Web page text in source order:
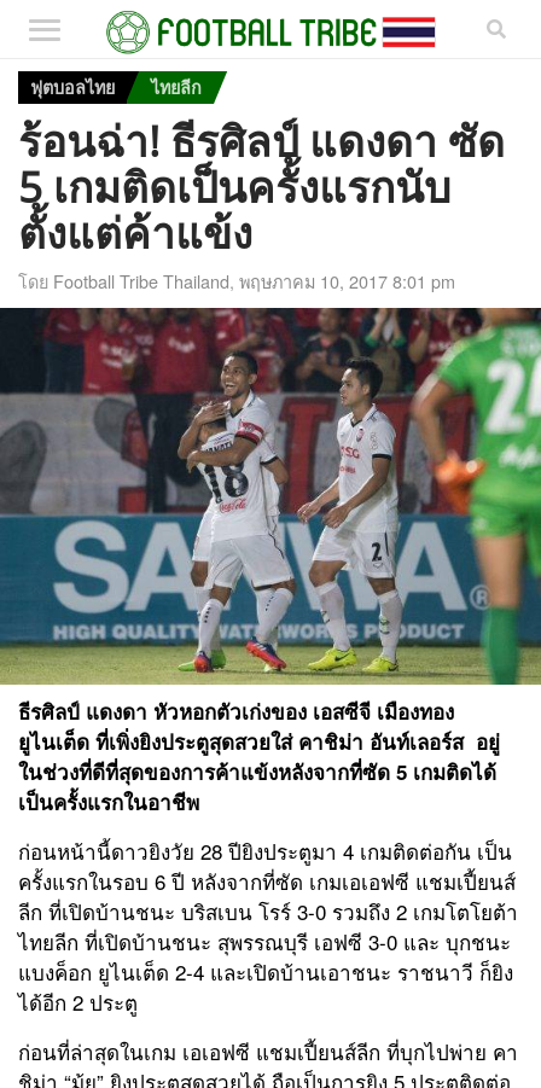
ฟุตบอลไทย ไทยลีก
ร้อนฉ่า! ธีรศิลป์ แดงดา ซัด
5 เกมติดเป็นครั้งแรกนับ
ตั้งแต่ค้าแข้ง
โดย Football Tribe Thailand, พฤษภาคม 10, 2017 8:01 pm
ธีรศิลป์ แดงดา หัวหอกตัวเก่งของ เอสซีจี เมืองทอง
ยูไนเต็ด ที่เพิ่งยิงประตูสุดสวยใส่ คาชิม่า อันท์เลอร์ส อยู่
ในช่วงที่ดีที่สุดของการค้าแข้งหลังจากที่ซัด 5 เกมติดได้
เป็นครั้งแรกในอาชีพ
ก่อนหน้านี้ดาวยิงวัย 28ปียิงประตูมา 4 เกมติดต่อกัน เป็น
ครั้งแรกในรอบ 6ปี หลังจากที่ซัด เกมเอเอฟซี แชมเปี้ยนส์
ลีก ที่เปิดบ้านชนะ บริสเบน โรร์ 3-0 รวมถึง 2 เกมโตโยต้า
ไทยลีก ที่เปิดบ้านชนะ สุพรรณบุรี เอฟซี 3-0 และ บุกชนะ
แบงค็อก ยูไนเต็ด 2-4 และเปิดบ้านเอาชนะ ราชนาวี ก็ยิง
ได้อีก 2 ประตู
ก่อนที่ล่าสุดในเกม เอเอฟซี แชมเปี้ยนส์ลีก ที่บุกไปพ่าย คา
ชิม่า “มุ้ย” ยิงประตูสุดสวยได้ ถือเป็นการยิง 5 ประตูติดต่อ